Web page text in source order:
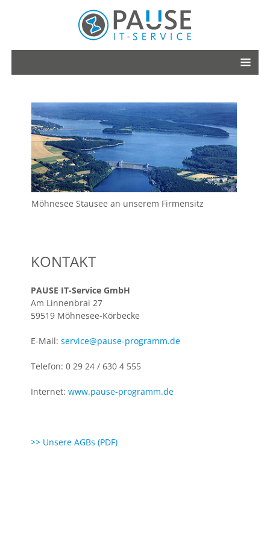
PAUSE KITA.Cloud
PAUSE OGS.Cloud
ONLINE-PORTAL
PAUSE PERSONAL
PAUSE INFO
KITA VERWALTUNG
NEWS
Möhnesee Stausee an unserem Firmensitz
KONTAKT
PAUSE IT-Service GmbH
Am Linnenbrai 27
59519 Möhnesee-Körbecke
E-Mail:service@pause-programm.de
Telefon: 0 29 24 / 630 4 555
Internet:www.pause-programm.de
>> Unsere AGBs (PDF)